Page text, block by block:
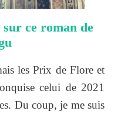
ce roman de
les Prix de Flore et
celui de 2021
Du coup, je me suis